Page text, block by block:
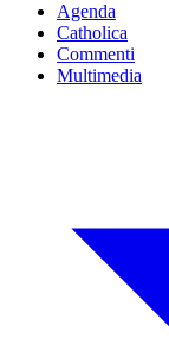
Agenda
Catholica
Commenti
Multimedia